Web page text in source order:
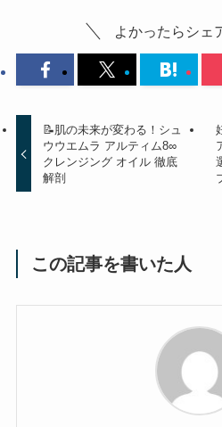
よかったらシェ
📝肌の未来が変わる！シュ
ウウエムラ アルティム8∞
クレンジング オイル 徹底
解剖
この記事を書いた人